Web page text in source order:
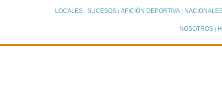
LOCALES| SUCESOS| AFICIÓN DEPORTIVA|
NOSOTROS |